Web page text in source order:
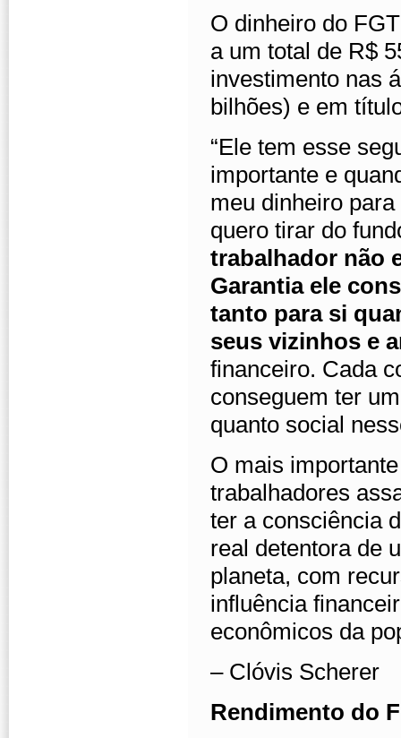
O dinheiro do
a um total de R$
investimento nas
bilhões) e em
“Ele tem esse
importante e
meu dinheiro
quero tirar do
trabalhador não
Garantia ele
tanto para si
seus vizinhos e
financeiro. Cada
conseguem ter
quanto social
O mais
trabalhadores
ter a consciência
real detentora de
planeta, com
influência
econômicos da
– Clóvis Scherer
Rendimento do